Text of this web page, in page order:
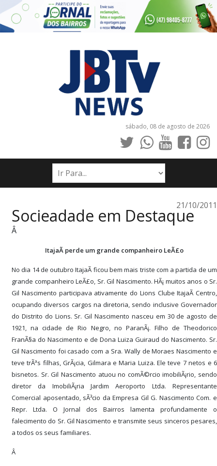
sábado, 08 de agosto de 2026
INÍCIO
NOTÍCIAS
PUBLICAÇÕES LEGAIS
21/10/2011
Socieadade em Destaque
Â
ItajaÃ­ perde um grande companheiro LeÃ£o
No dia 14 de outubro ItajaÃ­ ficou bem mais triste com a partida de um
grande companheiro LeÃ£o, Sr. Gil Nascimento. HÃ¡ muitos anos o Sr.
Gil Nascimento participava ativamente do Lions Clube ItajaÃ­ Centro,
ocupando diversos cargos na diretoria, sendo inclusive Governador
do Distrito do Lions. Sr. Gil Nascimento nasceu em 30 de agosto de
1921, na cidade de Rio Negro, no ParanÃ¡. Filho de Theodorico
FranÃ§a do Nascimento e de Dona Luiza Guiraud do Nascimento. Sr.
Gil Nascimento foi casado com a Sra. Wally de Moraes Nascimento e
teve trÃªs filhas, GrÃ¡cia, Gilmara e Maria Luiza. Ele teve 7 netos e 6
bisnetos. Sr. Gil Nascimento atuou no comÃ©rcio imobiliÃ¡rio, sendo
diretor da ImobiliÃ¡ria Jardim Aeroporto Ltda. Representante
Comercial aposentado, sÃ³cio da Empresa Gil G. Nascimento Com. e
Repr. Ltda. O Jornal dos Bairros lamenta profundamente o
falecimento do Sr. Gil Nascimento e transmite seus sinceros pesares,
a todos os seus familiares.
Â